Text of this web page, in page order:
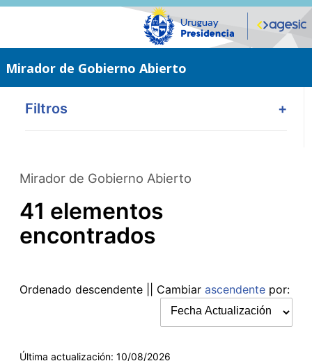
Saltar
Mirador de Gobierno Abierto
Filtros +
Mirador de Gobierno Abierto
41 elementos
encontrados
Ordenado descendente || Cambiar ascendente por:
Última actualización: 10/08/2026